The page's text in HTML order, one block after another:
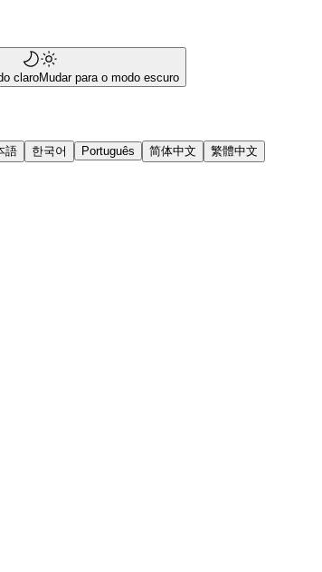
claroMudar para o modo escuro
語 한국어 Português 简体中文 繁體中文